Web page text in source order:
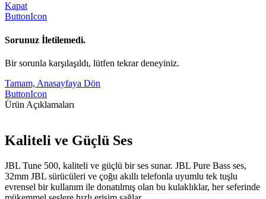
Kapat
ButtonIcon
Sorunuz İletilemedi.
Bir sorunla karşılaşıldı, lütfen tekrar deneyiniz.
Tamam, Anasayfaya Dön
ButtonIcon
Ürün Açıklamaları
Kaliteli ve Güçlü Ses
JBL Tune 500, kaliteli ve güçlü bir ses sunar. JBL Pure Bass ses,
32mm JBL sürücüleri ve çoğu akıllı telefonla uyumlu tek tuşlu
evrensel bir kullanım ile donatılmış olan bu kulaklıklar, her seferinde